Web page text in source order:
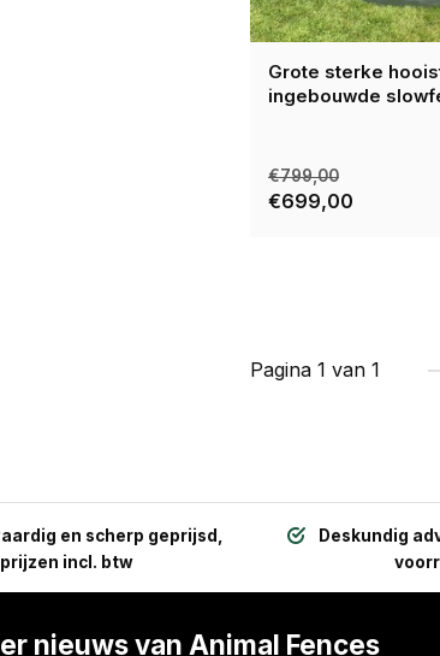
Grote sterke
ingebouwde
€799,00
€699,00
Pagina 1 van 1
en scherp geprijsd,
prijzen incl. btw
Deskundig
nieuws van Animal Fences